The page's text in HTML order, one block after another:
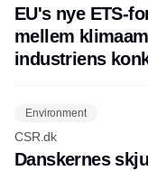
EU's nye ETS-
mellem
industriens
Environment
CSR.dk
Danskernes